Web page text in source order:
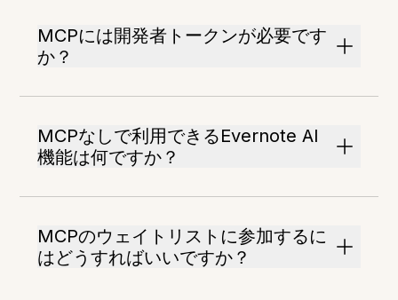
MCPには開発者トークンが必要です
か？
MCPなしで利用できるEvernote AI
機能は何ですか？
MCPのウェイトリストに参加するに
はどうすればいいですか？